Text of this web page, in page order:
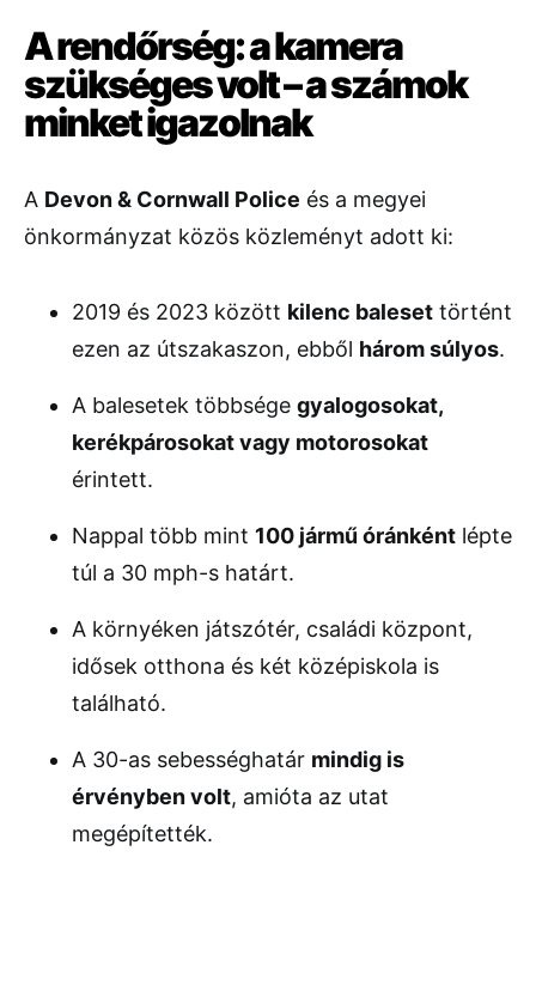
A rendőrség: a kamera
szükséges volt – a számok
minket igazolnak
A Devon & Cornwall Police és a megyei
önkormányzat közös közleményt adott ki:
2019 és 2023 között kilenc baleset történt
ezen az útszakaszon, ebből három súlyos.
A balesetek többsége gyalogosokat,
kerékpárosokat vagy motorosokat
érintett.
Nappal több mint 100 jármű óránként lépte
túl a 30 mph-s határt.
A környéken játszótér, családi központ,
idősek otthona és két középiskola is
található.
A 30-as sebességhatár mindig is
érvényben volt, amióta az utat
megépítették.